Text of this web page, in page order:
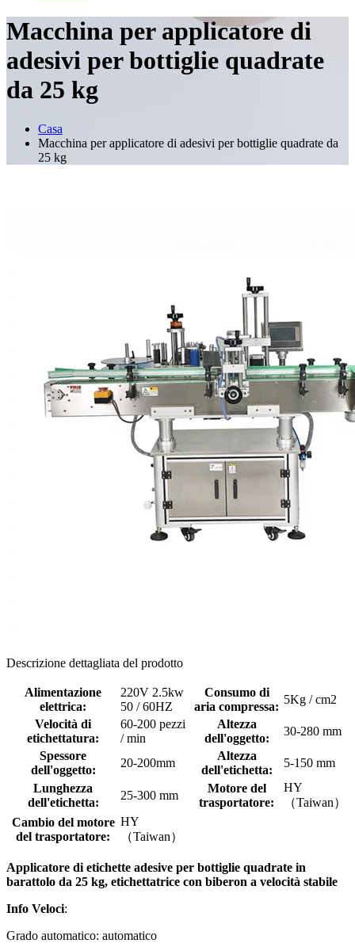
Macchina per applicatore di
adesivi per bottiglie quadrate
da 25 kg
Casa
Macchina per applicatore di adesivi per bottiglie quadrate da
25 kg
Descrizione dettagliata del prodotto
Alimentazione
elettrica:
220V 2.5kw
50 / 60HZ
Consumo di
aria compressa:
5Kg / cm2
Velocità di
etichettatura:
60-200 pezzi
/ min
Altezza
dell'oggetto:
30-280 mm
Spessore
dell'oggetto:
20-200mm
Altezza
dell'etichetta:
5-150 mm
Lunghezza
dell'etichetta:
25-300 mm
Motore del
trasportatore:
HY
（Taiwan）
Cambio del motore
del trasportatore:
HY
（Taiwan）
Applicatore di etichette adesive per bottiglie quadrate in
barattolo da 25 kg, etichettatrice con biberon a velocità stabile
Info Veloci:
Grado automatico: automatico